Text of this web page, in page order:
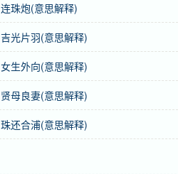
连珠炮(意思解释)
吉光片羽(意思解释)
女生外向(意思解释)
贤母良妻(意思解释)
珠还合浦(意思解释)